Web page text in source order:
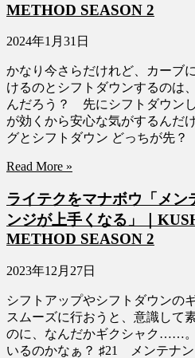
METHOD SEASON 2
2024年1月31日
かなり今さらだけれど、カーブ
けるのとシフトダウンするのは
んだろう？ 先にシフトダウン
が効くから安心な気がするん
グとシフトダウン どっちが先？
Read More »
ライテクをマナボウ「メン
ンジが上手くなる」｜
METHOD SEASON 2
2023年12月27日
シフトアップやシフトダウンの
スムーズに行おうと、意識して
のに、なんだかギクシャク……
いるのかなぁ？ ♯21 メンテナ